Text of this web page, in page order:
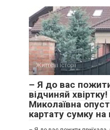
Життєві історії
– Я до вас
відчиняй
Миколаївна
картату сумку на